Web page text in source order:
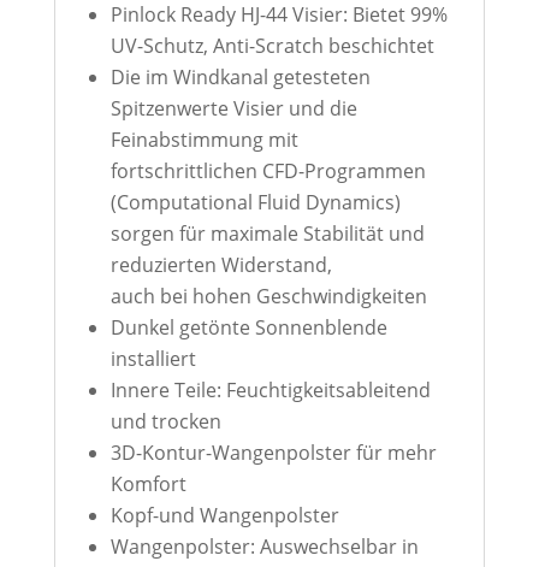
Pinlock Ready HJ-44 Visier: Bietet 99%
UV-Schutz, Anti-Scratch beschichtet
Die im Windkanal getesteten
Spitzenwerte Visier und die
Feinabstimmung mit
fortschrittlichen CFD-Programmen
(Computational Fluid Dynamics)
sorgen für maximale Stabilität und
reduzierten Widerstand,
auch bei hohen Geschwindigkeiten
Dunkel getönte Sonnenblende
installiert
Innere Teile: Feuchtigkeitsableitend
und trocken
3D-Kontur-Wangenpolster für mehr
Komfort
Kopf-und Wangenpolster
Wangenpolster: Auswechselbar in